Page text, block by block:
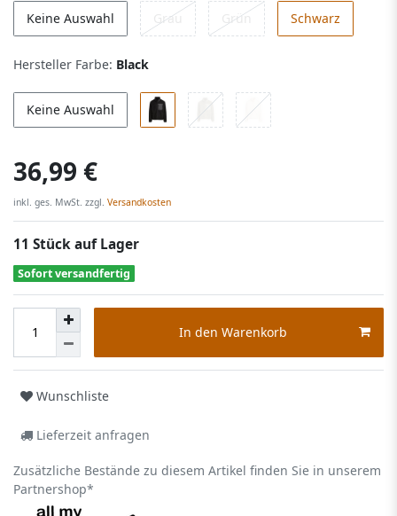
Keine Auswahl Grau Grün Schwarz
Hersteller Farbe: Black
Keine Auswahl
36,99 €
inkl. ges. MwSt. zzgl. Versandkosten
11 Stück auf Lager
Sofort versandfertig
In den Warenkorb
Wunschliste
Lieferzeit anfragen
Zusätzliche Bestände zu diesem Artikel finden Sie in unserem
Partnershop*